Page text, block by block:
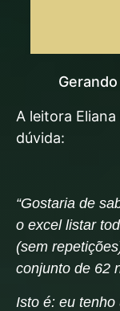
A leitora
dúvida:
“Gostaria de
o excel listar
(sem
conjunto de 62
Isto é: eu